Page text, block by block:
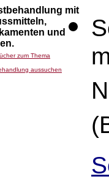
mit
und
zum Thema
aussuchen